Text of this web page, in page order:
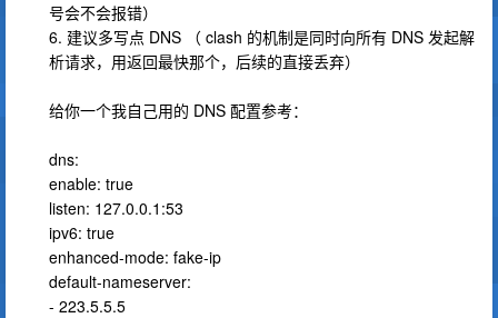
号会不会报错）
6. 建议多写点 DNS （ clash 的机制是同时向所有 DNS 发起解
析请求，用返回最快那个，后续的直接丢弃）
给你一个我自己用的 DNS 配置参考：
dns:
enable: true
listen: 127.0.0.1:53
ipv6: true
enhanced-mode: fake-ip
default-nameserver:
- 223.5.5.5